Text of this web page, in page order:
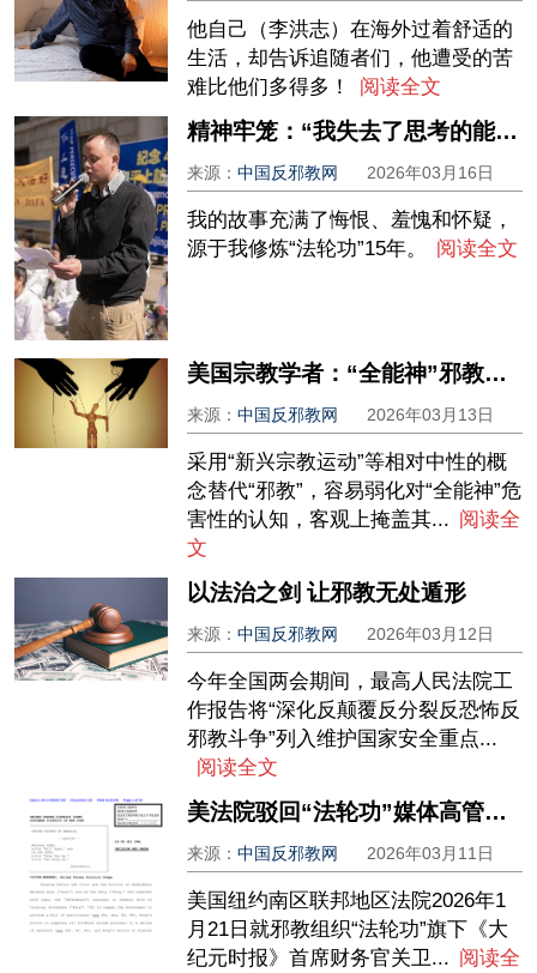
他自己（李洪志）在海外过着舒适的
生活，却告诉追随者们，他遭受的苦
难比他们多得多！
阅读全文
精神牢笼：“我失去了思考的能力” ——一名英国籍“法轮功”前成员的真实讲述
来源：中国反邪教网 2026年03月16日
我的故事充满了悔恨、羞愧和怀疑，
源于我修炼“法轮功”15年。
阅读全文
美国宗教学者：“全能神”邪教的社会危害与神学歪曲
来源：中国反邪教网 2026年03月13日
采用“新兴宗教运动”等相对中性的概
念替代“邪教”，容易弱化对“全能神”危
害性的认知，客观上掩盖其... 阅读全
文
以法治之剑 让邪教无处遁形
来源：中国反邪教网 2026年03月12日
今年全国两会期间，最高人民法院工
作报告将“深化反颠覆反分裂反恐怖反
邪教斗争”列入维护国家安全重点...
阅读全文
美法院驳回“法轮功”媒体高管洗钱案拖延审判的企图
来源：中国反邪教网 2026年03月11日
美国纽约南区联邦地区法院2026年1
月21日就邪教组织“法轮功”旗下《大
纪元时报》首席财务官关卫... 阅读全